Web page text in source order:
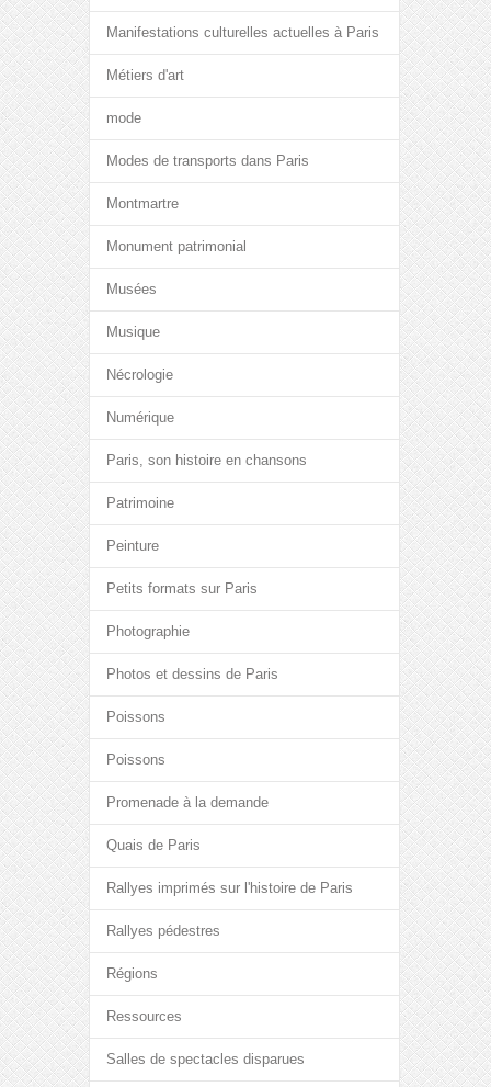
Manifestations culturelles actuelles à Paris
Métiers d'art
mode
Modes de transports dans Paris
Montmartre
Monument patrimonial
Musées
Musique
Nécrologie
Numérique
Paris, son histoire en chansons
Patrimoine
Peinture
Petits formats sur Paris
Photographie
Photos et dessins de Paris
Poissons
Poissons
Promenade à la demande
Quais de Paris
Rallyes imprimés sur l'histoire de Paris
Rallyes pédestres
Régions
Ressources
Salles de spectacles disparues